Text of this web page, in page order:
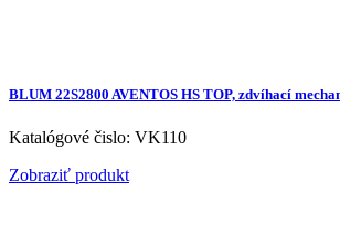
BLUM 22S2800 AVENTOS HS TOP, zdvíhací
Katalógové čislo: VK110
Zobraziť produkt